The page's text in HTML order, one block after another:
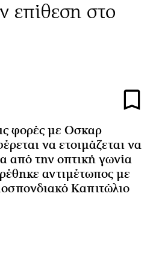
Geek
Οικονομία
Γενικά
Αναδρομές
Πρόσωπα
επίθεση στο
φορές με Οσκαρ
να ετοιμάζεται να
από την οπτική γωνία
αντιμέτωπος με
Καπιτώλιο